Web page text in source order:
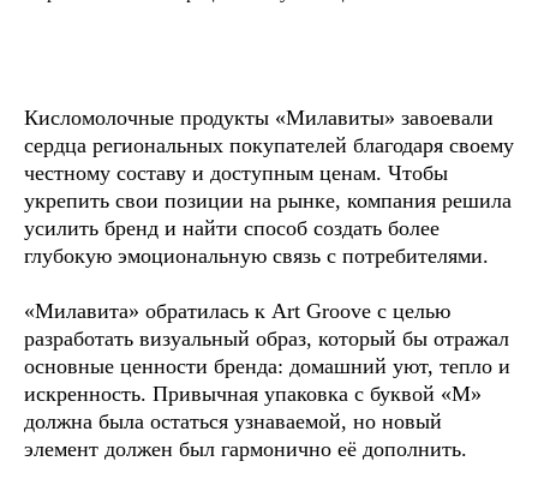
Кисломолочные продукты «Милавиты» завоевали
сердца региональных покупателей благодаря своему
честному составу и доступным ценам. Чтобы
укрепить свои позиции на рынке, компания решила
усилить бренд и найти способ создать более
глубокую эмоциональную связь с потребителями.
«Милавита» обратилась к Art Groove с целью
разработать визуальный образ, который бы отражал
основные ценности бренда: домашний уют, тепло и
искренность. Привычная упаковка с буквой «М»
должна была остаться узнаваемой, но новый
элемент должен был гармонично её дополнить.